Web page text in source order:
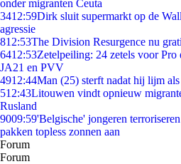
onder migranten Ceuta
3412:59Dirk sluit supermarkt op de
agressie
812:53The Division Resurgence nu
6412:53Zetelpeiling: 24 zetels voor
JA21 en PVV
4912:44Man (25) sterft nadat hij lijm
512:43Litouwen vindt opnieuw
Rusland
9009:59'Belgische' jongeren
pakken topless zonnen aan
Forum
Forum